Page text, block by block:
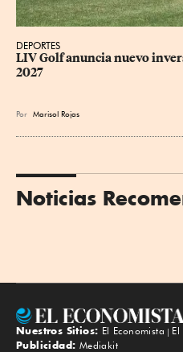
DEPORTES
LIV Golf anuncia nuevo
2027
Por Marisol Rojas
Noticias
Nuestros Sitios: El Economista
Publicidad: Mediakit